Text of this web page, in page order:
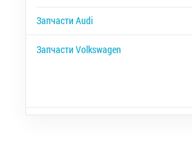
Запчасти Audi
Запчасти Volkswagen